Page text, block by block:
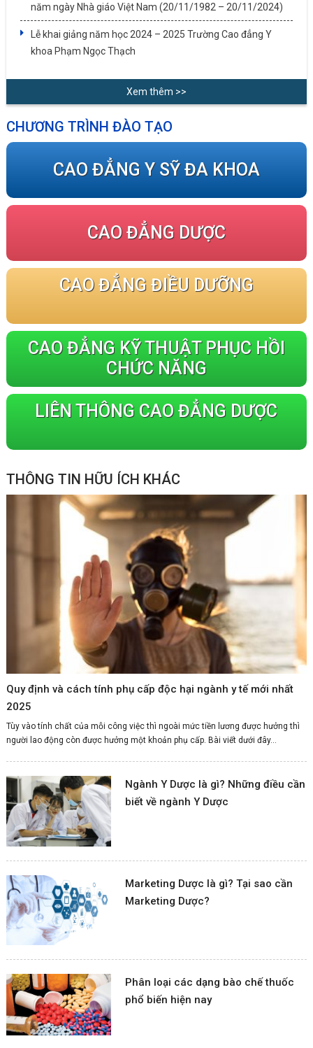
năm ngày Nhà giáo Việt Nam (20/11/1982 – 20/11/2024)
Lễ khai giảng năm học 2024 – 2025 Trường Cao đẳng Y
khoa Phạm Ngọc Thạch
Xem thêm >>
CHƯƠNG TRÌNH ĐÀO TẠO
CAO ĐẲNG Y SỸ ĐA KHOA
CAO ĐẲNG DƯỢC
CAO ĐẲNG ĐIỀU DƯỠNG
CAO ĐẲNG KỸ THUẬT PHỤC HỒI
CHỨC NĂNG
LIÊN THÔNG CAO ĐẲNG DƯỢC
THÔNG TIN HỮU ÍCH KHÁC
Quy định và cách tính phụ cấp độc hại ngành y tế mới nhất
2025
Tùy vào tính chất của mỗi công việc thì ngoài mức tiền lương được hưởng thì
người lao động còn được hưởng một khoản phụ cấp. Bài viết dưới đây...
Ngành Y Dược là gì? Những điều cần
biết về ngành Y Dược
Marketing Dược là gì? Tại sao cần
Marketing Dược?
Phân loại các dạng bào chế thuốc
phổ biến hiện nay